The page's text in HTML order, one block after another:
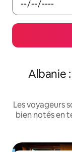
Albanie
Les voyageurs
bien notés en